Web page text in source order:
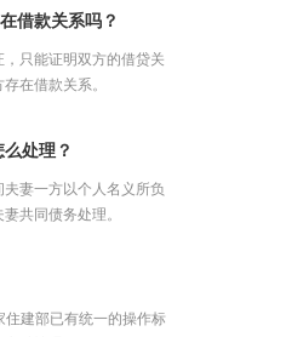
只能证明双方的借贷关
在借款关系。
妻一方以个人名义所负
共同债务处理。
建部已有统一的操作标
种情况